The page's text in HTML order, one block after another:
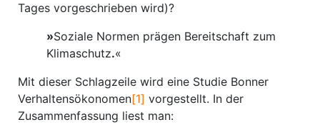
Tages vorgeschrieben wird)?
»Soziale Normen prägen Bereitschaft zum
Klimaschutz.«
Mit dieser Schlagzeile wird eine Studie Bonner
Verhaltensökonomen[1] vorgestellt. In der
Zusammenfassung liest man: